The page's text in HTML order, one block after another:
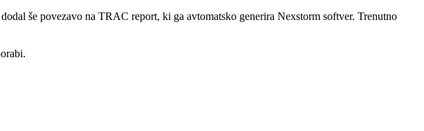
še povezavo na TRAC report, ki ga avtomatsko generira Nexstorm softver. Trenutno